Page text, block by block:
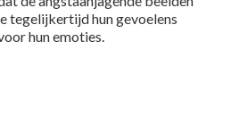
tegelijkertijd hun gevoelens
hun emoties.